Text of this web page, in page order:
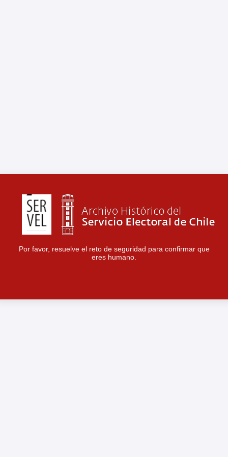
Por favor, resuelve el reto de seguridad para confirmar que
eres humano.